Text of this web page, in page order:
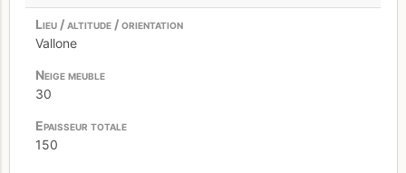
Vallone
30
150